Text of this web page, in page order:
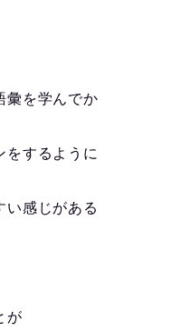
彙を学んでか
をするように
い感じがある
が